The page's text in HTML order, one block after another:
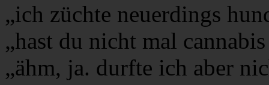
„ich züchte neuerdings
„hast du nicht mal
„ähm, ja. durfte ich aber